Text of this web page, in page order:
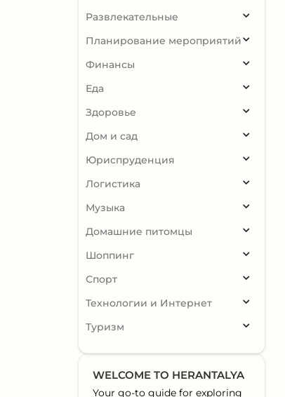
Развлекательные
Планирование мероприятий
Финансы
Еда
Здоровье
Дом и сад
Юриспруденция
Логистика
Музыка
Домашние питомцы
Шоппинг
Спорт
Технологии и Интернет
Туризм
WELCOME TO HERANTALYA
Your go-to guide for exploring